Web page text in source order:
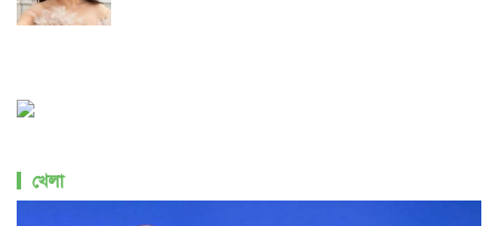
খেলা